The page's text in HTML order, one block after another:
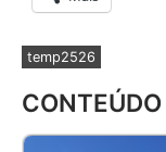
temp2526